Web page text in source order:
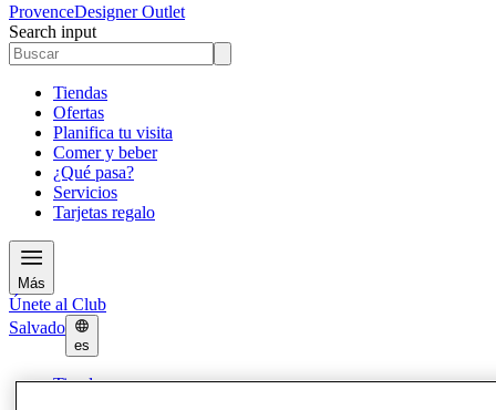
ProvenceDesigner Outlet
Search input
Tiendas
Ofertas
Planifica tu visita
Comer y beber
¿Qué pasa?
Servicios
Tarjetas regalo
Más
Únete al Club
Salvado
es
Tiendas